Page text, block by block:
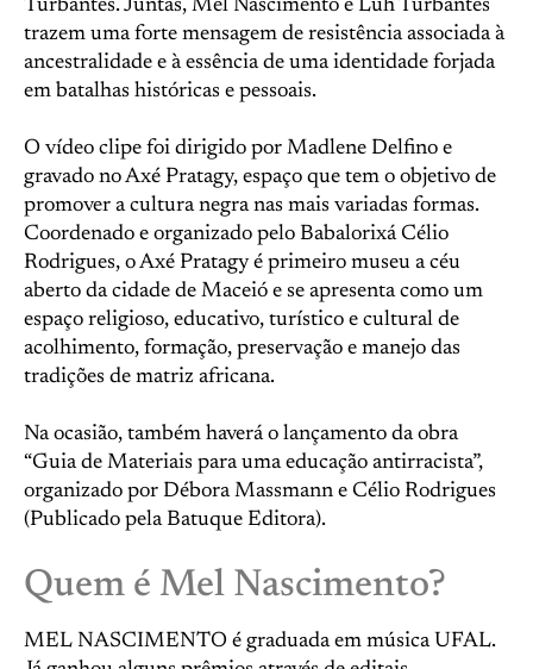
Turbantes. Juntas, Mel Nascimento e Luh Turbantes
trazem uma forte mensagem de resistência associada à
ancestralidade e à essência de uma identidade forjada
em batalhas históricas e pessoais.
O vídeo clipe foi dirigido por Madlene Delfino e
gravado no Axé Pratagy, espaço que tem o objetivo de
promover a cultura negra nas mais variadas formas.
Coordenado e organizado pelo Babalorixá Célio
Rodrigues, o Axé Pratagy é primeiro museu a céu
aberto da cidade de Maceió e se apresenta como um
espaço religioso, educativo, turístico e cultural de
acolhimento, formação, preservação e manejo das
tradições de matriz africana.
Na ocasião, também haverá o lançamento da obra
“Guia de Materiais para uma educação antirracista”,
organizado por Débora Massmann e Célio Rodrigues
(Publicado pela Batuque Editora).
Quem é Mel Nascimento?
MEL NASCIMENTO é graduada em música UFAL.